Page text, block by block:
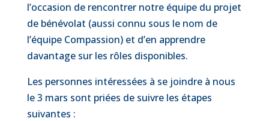
l’occasion de rencontrer notre équipe du projet
de bénévolat (aussi connu sous le nom de
l’équipe Compassion) et d’en apprendre
davantage sur les rôles disponibles.
Les personnes intéressées à se joindre à nous
le 3 mars sont priées de suivre les étapes
suivantes :